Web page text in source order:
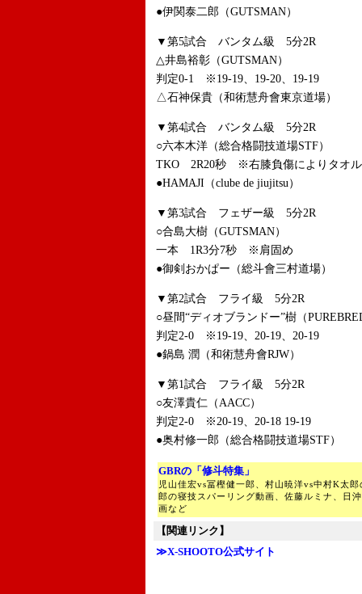
●伊関泰二郎（GUTSMAN）
▼第5試合 バンタム級 5分2R
△井島裕彰（GUTSMAN）
判定0-1 ※19-19、19-20、19-19
△石神保貴（和術慧舟會東京道場）
▼第4試合 バンタム級 5分2R
○六本木洋（総合格闘技道場STF）
TKO 2R20秒 ※右膝負傷によりタオ
●HAMAJI（clube de jiujitsu）
▼第3試合 フェザー級 5分2R
○合島大樹（GUTSMAN）
一本 1R3分7秒 ※肩固め
●御剣おかぱー（総斗會三村道場）
▼第2試合 フライ級 5分2R
○昼間“ディオブランドー”樹（
判定2-0 ※19-19、20-19、20-19
●鍋島 潤（和術慧舟會RJW）
▼第1試合 フライ級 5分2R
○友澤貴仁（AACC）
判定2-0 ※20-19、20-18 19-19
●奥村修一郎（総合格闘技道場STF）
GBRの「修斗特集」
児山佳宏vs冨樫健一郎、村山暁洋vs中村K太
郎の寝技スパーリング動画、佐藤ルミナ、日
画など
【関連リンク】
≫X-SHOOTO公式サイト